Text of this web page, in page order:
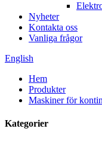
Nyheter
Kontakta oss
Vanliga frågor
English
Hem
Produkter
Maskiner för
Kategorier